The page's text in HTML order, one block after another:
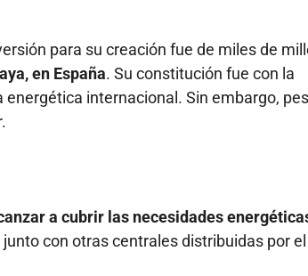
para su creación fue de miles de
en España. Su constitución fue con la
internacional. Sin embargo,
a cubrir las necesidades
con otras centrales distribuidas por